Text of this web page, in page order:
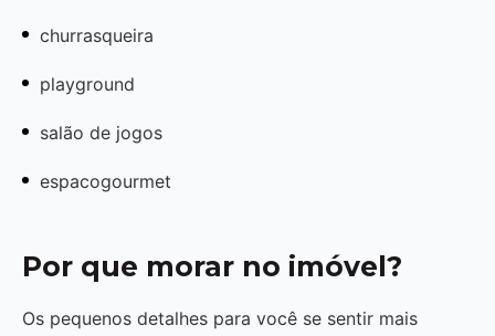
churrasqueira
playground
salão de jogos
espacogourmet
Por que morar no imóvel?
Os pequenos detalhes para você se sentir mais